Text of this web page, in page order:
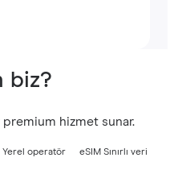
7 günlük bir plan 7
biz?
premium hizmet sunar.
Yerel operatör eSIM Sınırlı veri